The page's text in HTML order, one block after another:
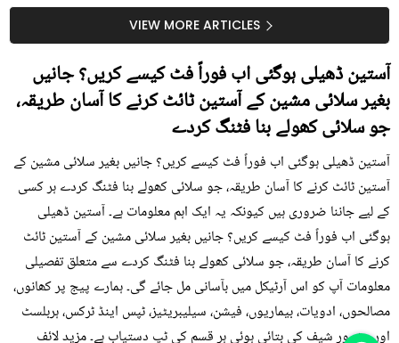
کیوں کھانا چاہیے؟
سستا اور قدرتی حلVIEW MORE ARTICLES
آستین ڈھیلی ہوگئی اب فوراً فٹ کیسے کریں؟ جانیں
بغیر سلائی مشین کے آستین ٹائٹ کرنے کا آسان طریقہ،
جو سلائی کھولے بنا فٹنگ کردے
آستین ڈھیلی ہوگئی اب فوراً فٹ کیسے کریں؟ جانیں بغیر سلائی مشین کے
آستین ٹائٹ کرنے کا آسان طریقہ، جو سلائی کھولے بنا فٹنگ کردے ہر کسی
کے لیے جاننا ضروری ہیں کیونکہ یہ ایک اہم معلومات ہے۔ آستین ڈھیلی
ہوگئی اب فوراً فٹ کیسے کریں؟ جانیں بغیر سلائی مشین کے آستین ٹائٹ
کرنے کا آسان طریقہ، جو سلائی کھولے بنا فٹنگ کردے سے متعلق تفصیلی
معلومات آپ کو اس آرٹیکل میں بآسانی مل جائے گی۔ ہمارے پیج پر کھانوں،
مصالحوں، ادویات، بیماریوں، فیشن، سیلیبریٹیز، ٹپس اینڈ ٹرکس، ہربلسٹ
اور مشہور شیف کی بتائی ہوئی ہر قسم کی ٹپ دستیاب ہے۔ مزید لائف